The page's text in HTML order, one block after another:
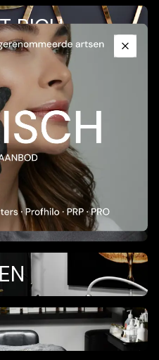
RICH
FACIAL